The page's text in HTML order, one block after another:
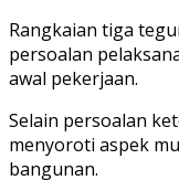
Rangkaian tiga
persoalan
awal pekerjaan.
Selain persoalan
menyoroti aspek
bangunan.